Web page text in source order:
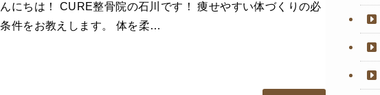
にちは！ CURE整骨院の石川です！ 痩せやすい体づくりの必
件をお教えします。 体を柔…